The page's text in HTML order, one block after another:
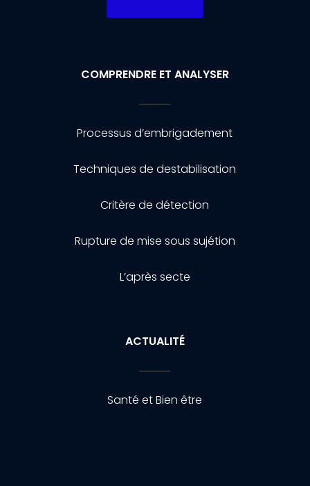
COMPRENDRE ET ANALYSER
Processus d’embrigadement
Techniques de destabilisation
Critère de détection
Rupture de mise sous sujétion
L’après secte
ACTUALITÉ
Santé et Bien être